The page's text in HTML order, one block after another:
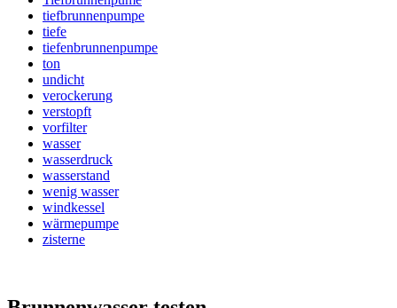
tiefbrunnenpumpe
tiefe
tiefenbrunnenpumpe
ton
undicht
verockerung
verstopft
vorfilter
wasser
wasserdruck
wasserstand
wenig wasser
windkessel
wärmepumpe
zisterne